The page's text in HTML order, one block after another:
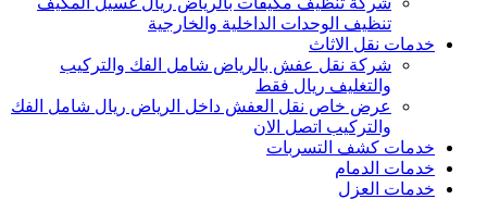
تنظيف الوحدات الداخلية والخارجية
خدمات نقل الاثاث
شركة نقل عفش بالرياض شامل الفك والتركيب
والتغليف ريال فقط
عرض خاص نقل العفش داخل الرياض ريال شامل الفك
والتركيب اتصل الان
خدمات كشف التسربات
خدمات الدمام
خدمات العزل